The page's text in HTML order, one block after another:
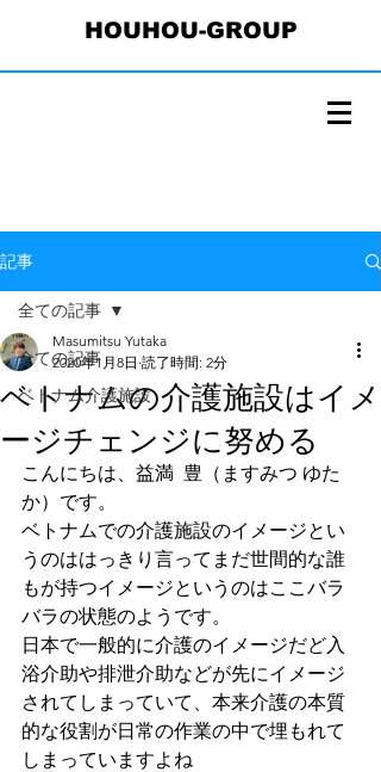
HOUHOU-GROUP
記事
全ての記事
ベトナム介護施設
全ての記事
ベトナムの介護施設はイメ
ージチェンジに努める
Masumitsu Yutaka
2020年1月8日 読了時間: 2分
こんにちは、益満  豊（ますみつ ゆた
か）です。
ベトナムでの介護施設のイメージとい
うのははっきり言ってまだ世間的な誰
もが持つイメージというのはここバラ
バラの状態のようです。
日本で一般的に介護のイメージだど入
浴介助や排泄介助などが先にイメージ
されてしまっていて、本来介護の本質
的な役割が日常の作業の中で埋もれて
しまっていますよね